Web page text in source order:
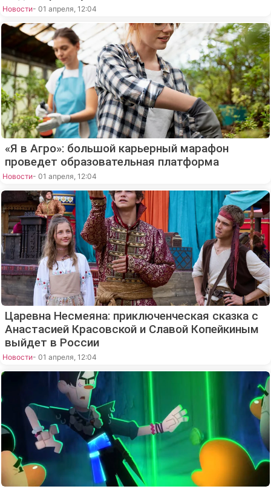
Новости- 01 апреля, 12:04
«Я в Агро»: большой карьерный марафон
проведет образовательная платформа
Новости- 01 апреля, 12:04
Царевна Несмеяна: приключенческая сказка с
Анастасией Красовской и Славой Копейкиным
выйдет в России
Новости- 01 апреля, 12:04